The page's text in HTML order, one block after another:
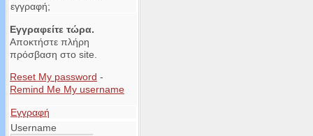
εγγραφή;
Εγγραφείτε τώρα.
Αποκτήστε πλήρη
πρόσβαση στο site.
Reset My password -
Remind Me My username
Εγγραφή
Username